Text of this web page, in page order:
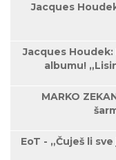
Jacques
Jacques
albumu!
MARKO
EoT - „Čuješ li